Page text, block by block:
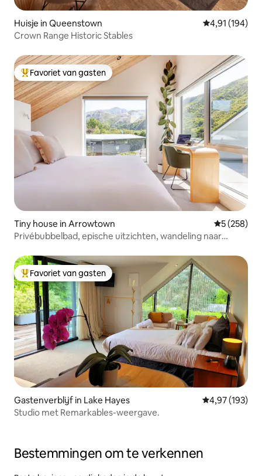
Huisje in Queenstown Gemiddelde
4,91 (194)
Crown Range Historic Stables
Topfavoriet van gasten
Favoriet van gasten
Tiny house in Arrowtown
5 (258)
Privébubbelbad, epische uitzichten, wandeling naar
Topfavoriet van gasten
Favoriet van gasten
Gastenverblijf in Lake Hayes Gemiddelde
4,97 (193)
Studio met Remarkables-weergave.
Bestemmingen om te verkennen